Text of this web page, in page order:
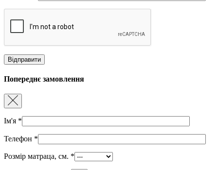
Попереднє замовлення
Ім'я *
Телефон *
Розмір матраца, см. *